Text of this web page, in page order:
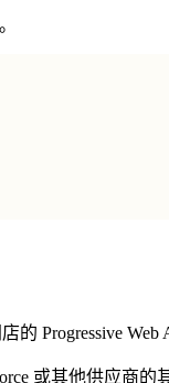
。
Progressive
或其他供应商